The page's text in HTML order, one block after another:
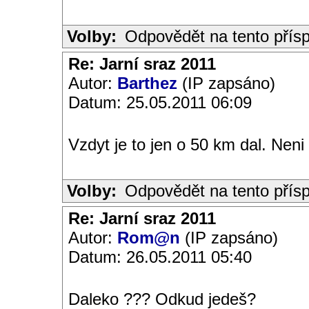
Volby: Odpovědět na tento
Re: Jarní sraz 2011
Autor: Barthez (IP zapsáno)
Datum: 25.05.2011 06:09
Vzdyt je to jen o 50 km dal.
Volby: Odpovědět na tento
Re: Jarní sraz 2011
Autor: Rom@n (IP zapsáno)
Datum: 26.05.2011 05:40
Daleko ??? Odkud jedeš?